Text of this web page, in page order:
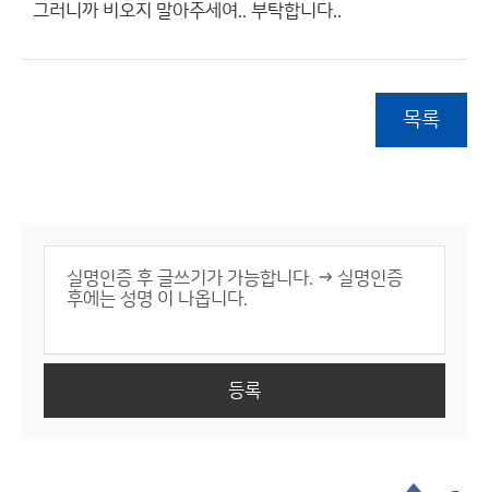
그러니까 비오지 말아주세여.. 부탁합니다..
목록
등록